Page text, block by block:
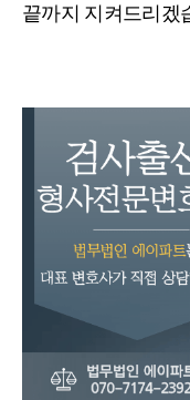
끝까지 지켜드리겠